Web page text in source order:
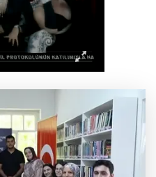
daha aydınlatıldı
destekli operasyon